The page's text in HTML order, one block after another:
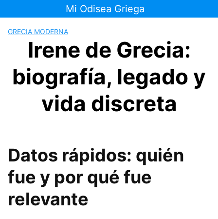
al
contenido
Mi Odisea Griega
GRECIA MODERNA
Irene de Grecia:
biografía, legado y
vida discreta
Datos rápidos: quién
fue y por qué fue
relevante